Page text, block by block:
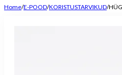
Home/E-POOD/KORISTUSTARVIKUD/